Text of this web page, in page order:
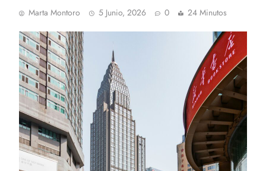
Marta Montoro 5 Junio, 2026 0 24 Minutos